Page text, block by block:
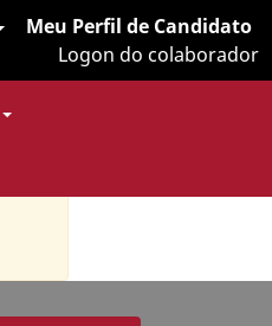
Meu Perfil de Candidato
Logon do colaborador